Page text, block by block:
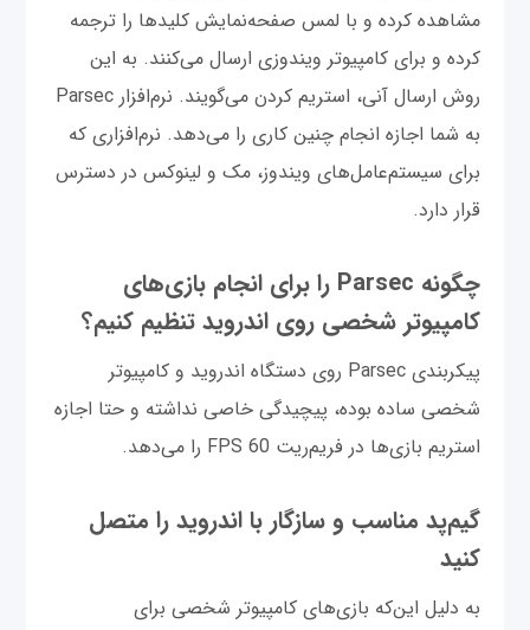
مشاهده کرده و با لمس صفحه‌نمایش کلیدها را ترجمه
کرده و برای کامپیوتر ویندوزی ارسال می‌کنند. به این
روش ارسال آنی، استریم کردن می‌گویند. نرم‌افزار Parsec
به شما اجازه انجام چنین کاری را می‌دهد. نرم‌افزاری که
برای سیستم‌عامل‌های ویندوز، مک و لینوکس در دسترس
قرار دارد.
چگونه Parsec را برای انجام بازی‌های
کامپیوتر شخصی روی اندروید تنظیم کنیم؟
پیکربندی Parsec روی دستگاه اندروید و کامپیوتر
شخصی ساده بوده، پیچیدگی خاصی نداشته و حتا اجازه
استریم بازی‌ها در فریم‌ریت 60 FPS را می‌دهد.
گیم‌پد مناسب و سازگار با اندروید را متصل
کنید
به دلیل این‌که بازی‌های کامپیوتر شخصی برای